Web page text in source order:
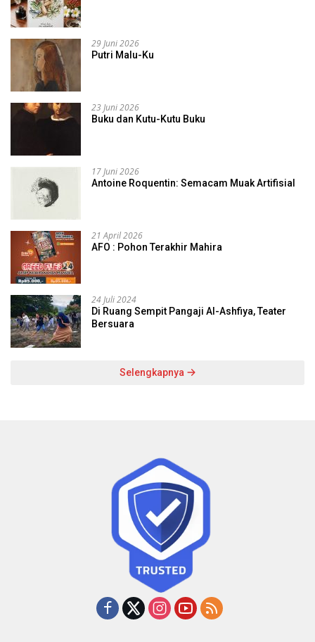
29 Juni 2026
Putri Malu-Ku
23 Juni 2026
Buku dan Kutu-Kutu Buku
17 Juni 2026
Antoine Roquentin: Semacam Muak Artifisial
21 April 2026
AFO : Pohon Terakhir Mahira
24 Juli 2024
Di Ruang Sempit Pangaji Al-Ashfiya, Teater
Bersuara
Selengkapnya